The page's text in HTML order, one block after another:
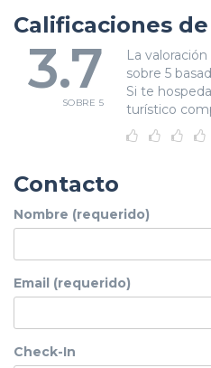
Calificaciones
3.7
SOBRE 5
La
sobre 5
Si te
turístico
Contacto
Nombre (requerido)
Email (requerido)
Check-In